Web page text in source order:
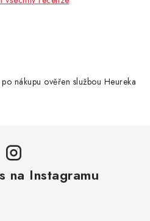
E-CIGARETY
nákupu ověřen službou Heureka
na Instagramu